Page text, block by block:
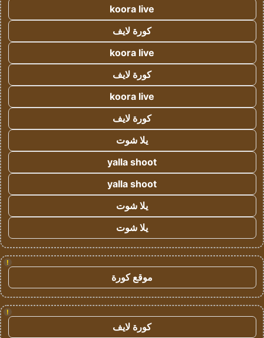
koora live
كورة لايف
koora live
كورة لايف
koora live
كورة لايف
يلا شوت
yalla shoot
yalla shoot
يلا شوت
يلا شوت
!
موقع كورة
!
كورة لايف